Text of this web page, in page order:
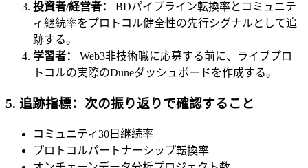
投資者/経営者：
BDパイプライン転換率とコミュニテ
ィ継続率をプロトコル健全性の先行シグナルとして追
跡する。
学習者：
Web3非技術職に応募する前に、ライブプロ
トコルの実際のDuneダッシュボードを作成する。
5. 追跡指標：次の振り返りで確認すること
コミュニティ30日継続率
プロトコルパートナーシップ転換率